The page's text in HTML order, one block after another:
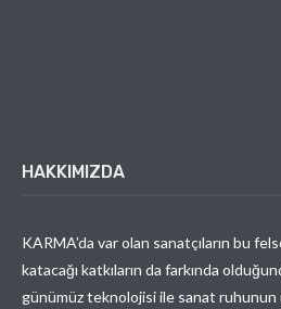
HAKKIMIZDA
KARMA’da var olan sanatçıların bu
katacağı katkıların da farkında
günümüz teknolojisi ile sanat